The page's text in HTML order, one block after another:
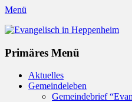
Menü
Evangelisch in Heppenheim
Primäres Menü
Zum
Inhalt
Aktuelles
Gemeindeleben
Gemeindebrief